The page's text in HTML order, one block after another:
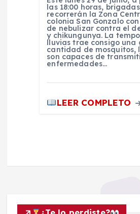
las 18:00 horas,
recorrerán la Zona
colonia San Gonzalo
de nebulizar contra el
y chikungunya. La
lluvias trae consigo una
cantidad de mosquitos,
son capaces de
enfermedades…
LEER COMPLETO